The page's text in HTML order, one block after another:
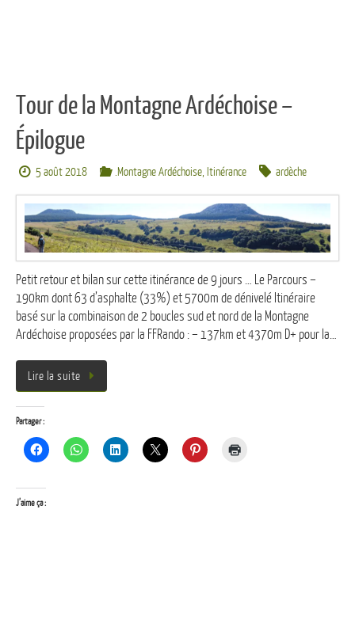
Tour de la Montagne Ardéchoise –
Épilogue
5 août 2018 .Montagne Ardéchoise, Itinérance ardèche
Petit retour et bilan sur cette itinérance de 9 jours … Le Parcours –
190km dont 63 d’asphalte (33%) et 5700m de dénivelé Itinéraire
basé sur la combinaison de 2 boucles sud et nord de la Montagne
Ardéchoise proposées par la FFRando : – 137km et 4370m D+ pour la…
Lire la suite
Partager :
J’aime ça :